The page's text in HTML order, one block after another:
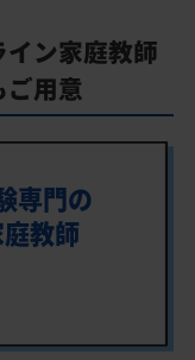
ン家庭教師
ご用意
専門の
教師